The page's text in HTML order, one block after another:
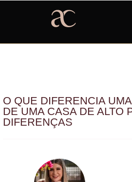
O QUE DIFERENCIA
DE UMA CASA DE ALTO
DIFERENÇAS